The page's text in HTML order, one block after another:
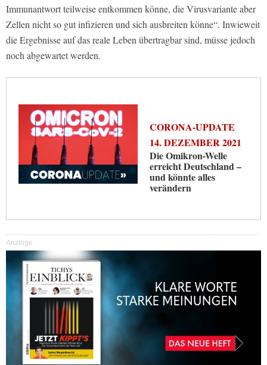
Immunantwort teilweise entkommen könne, die Virusvariante aber
Zellen nicht so gut infizieren und sich ausbreiten könne“. Inwieweit
die Ergebnisse auf das reale Leben übertragbar sind, müsse jedoch
noch abgewartet werden.
CORONA-UPDATE
14. DEZEMBER 2021
Die Omikron-Welle
erreicht Deutschland –
und könnte alles
verändern
Anzeige